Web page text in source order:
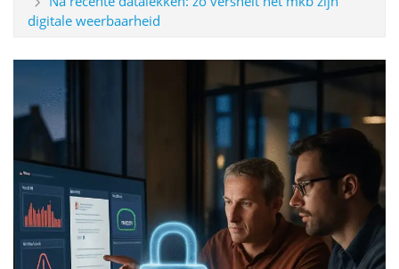
digitale weerbaarheid